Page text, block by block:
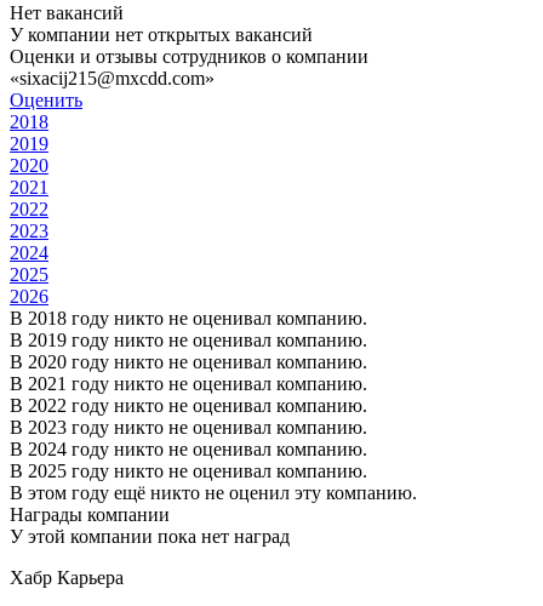
Нет вакансий
У компании нет открытых вакансий
Оценки и отзывы сотрудников о компании
«sixacij215@mxcdd.com»
Оценить
2018
2019
2020
2021
2022
2023
2024
2025
2026
В 2018 году никто не оценивал компанию.
В 2019 году никто не оценивал компанию.
В 2020 году никто не оценивал компанию.
В 2021 году никто не оценивал компанию.
В 2022 году никто не оценивал компанию.
В 2023 году никто не оценивал компанию.
В 2024 году никто не оценивал компанию.
В 2025 году никто не оценивал компанию.
В этом году ещё никто не оценил эту компанию.
Награды компании
У этой компании пока нет наград
Хабр Карьера